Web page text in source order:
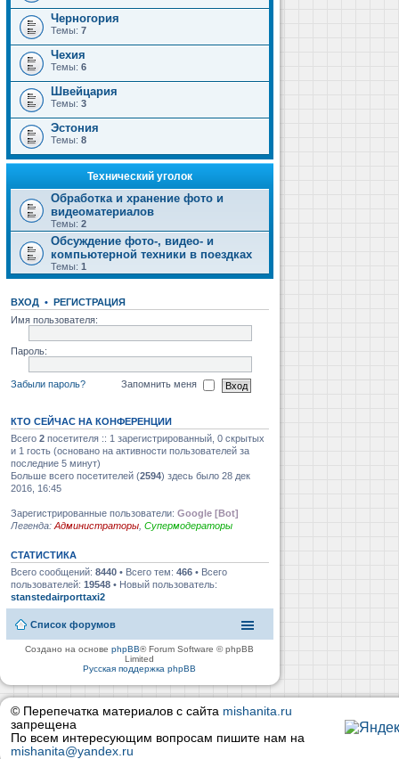
Черногория
Темы: 7
Чехия
Темы: 6
Швейцария
Темы: 3
Эстония
Темы: 8
Технический уголок
Обработка и хранение фото и
видеоматериалов
Темы: 2
Обсуждение фото-, видео- и
компьютерной техники в поездках
Темы: 1
ВХОД • РЕГИСТРАЦИЯ
Имя пользователя:
Пароль:
Забыли пароль? Запомнить меня
КТО СЕЙЧАС НА КОНФЕРЕНЦИИ
Всего 2 посетителя :: 1 зарегистрированный, 0 скрытых
и 1 гость (основано на активности пользователей за
последние 5 минут)
Больше всего посетителей (2594) здесь было 28 дек
2016, 16:45
Зарегистрированные пользователи: Google [Bot]
Легенда: Администраторы Супермодераторы
СТАТИСТИКА
Всего сообщений: 8440 • Всего тем: 466 • Всего
пользователей: 19548 • Новый пользователь:
stanstedairporttaxi2
Список форумов
Создано на основеphpBB® Forum Software © phpBB
Limited
Русская поддержка phpBB
© Перепечатка материалов с сайта mishanita.ru
запрещена
По всем интересующим вопросам пишите нам на
mishanita@yandex.ru